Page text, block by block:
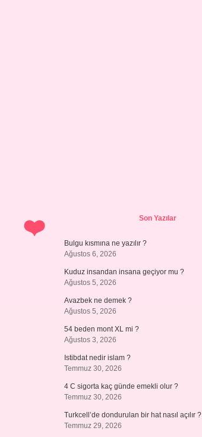
SidebarSon Yazılar
Bulgu kısmına ne yazılır ?
Ağustos 6, 2026
Kuduz insandan insana geçiyor mu ?
Ağustos 5, 2026
Avazbek ne demek ?
Ağustos 5, 2026
54 beden mont XL mi ?
Ağustos 3, 2026
Istibdat nedir islam ?
Temmuz 30, 2026
4 C sigorta kaç günde emekli olur ?
Temmuz 30, 2026
Turkcell’de dondurulan bir hat nasıl açılır ?
Temmuz 29, 2026